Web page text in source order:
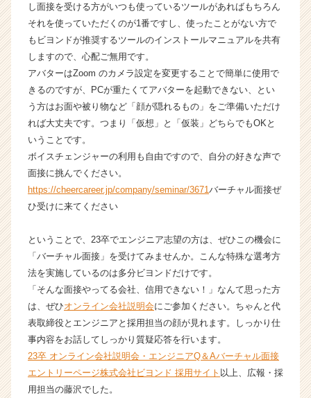
ス
カ
ウ
ト
届
く
就
活
イ
ア
キ
リ
ア
（C
h
e
e
C
a
r
し面接を受ける方がいつも使っているツールがあればもちろん
それを使っていただくのが1番ですし、使ったことがない方で
もビヨンドが推奨するツールのインストールマニュアルを共有
しますので、心配ご無用です。
アバターはZoom のカメラ設定を変更することで簡単に使用で
きるのですが、PCが重たくてアバターを起動できない、とい
う方はお面や被り物など「顔が隠れるもの」をご準備いただけ
れば大丈夫です。つまり「仮想」と「仮装」どちらでもOKと
いうことです。
ボイスチェンジャーの利用も自由ですので、自分の好きな声で
面接に挑んでください。
https://cheercareer.jp/company/seminar/3671バーチャル面接ぜ
ひ受けに来てください
ということで、23卒でエンジニア志望の方は、ぜひこの機会に
「バーチャル面接」を受けてみませんか。こんな特殊な選考方
法を実施しているのは多分ビヨンドだけです。
「そんな面接やってる会社、信用できない！」なんて思った方
は、ぜひオンライン会社説明会にご参加ください。ちゃんと代
表取締役とエンジニアと採用担当の顔が見れます。しっかり仕
事内容をお話してしっかり質疑応答を行います。
23卒 オンライン会社説明会・エンジニアQ＆Aバーチャル面接
エントリーページ株式会社ビヨンド 採用サイト 以上、広報・採
用担当の藤沢でした。